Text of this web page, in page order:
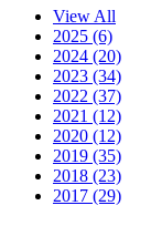
View All
2025 (6)
2024 (20)
2023 (34)
2022 (37)
2021 (12)
2020 (12)
2019 (35)
2018 (23)
2017 (29)